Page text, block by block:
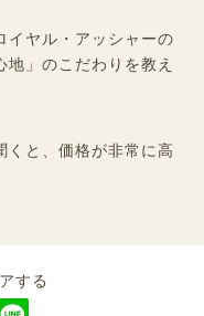
イヤル・アッシャーの
」のこだわりを教え
くと、価格が非常に高
する